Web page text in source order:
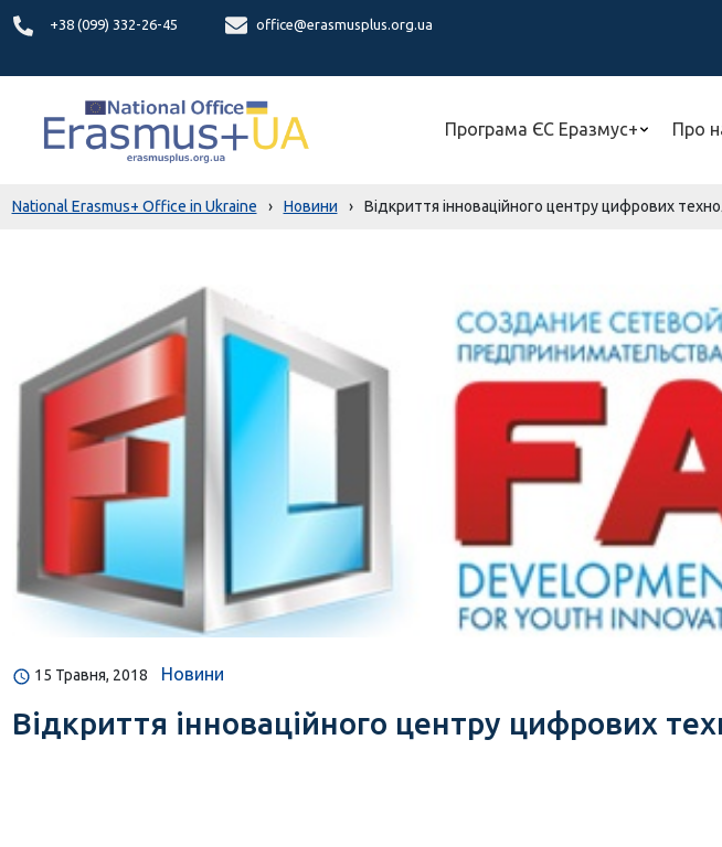
+38 (099) 332-26-45
office@erasmusplus.org.ua
Програма ЄС Еразмус+ Про
National Erasmus+ Office in Ukraine › Новини › Відкриття інноваційного центру цифрових
15 Травня, 2018 Новини
Відкриття інноваційного центру цифрових